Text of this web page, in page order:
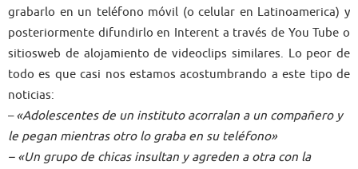
grabarlo en un teléfono móvil (o celular en Latinoamerica) y
posteriormente difundirlo en Interent a través de You Tube o
sitiosweb de alojamiento de videoclips similares. Lo peor de
todo es que casi nos estamos acostumbrando a este tipo de
noticias:
–«Adolescentes de un instituto acorralan a un compañero y
le pegan mientras otro lo graba en su teléfono»
– «Un grupo de chicas insultan y agreden a otra con la